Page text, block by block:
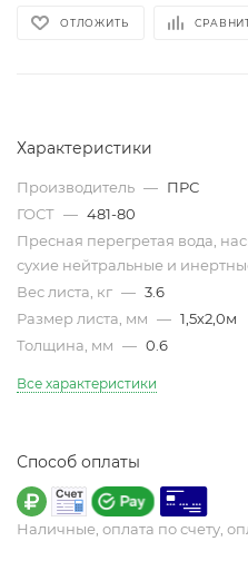
ОТЛОЖИТЬ
Характеристики
Производитель — ПРС
ГОСТ — 481-80
Пресная перегретая вода,
сухие нейтральные и
Вес листа, кг — 3.6
Размер листа, мм — 1,5х2,0м
Толщина, мм — 0.6
Все характеристики
Способ оплаты
Наличные, оплата по счету,